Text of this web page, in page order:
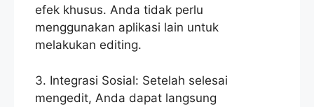
efek khusus. Anda tidak perlu
menggunakan aplikasi lain untuk
melakukan editing.
3. Integrasi Sosial: Setelah selesai
mengedit, Anda dapat langsung